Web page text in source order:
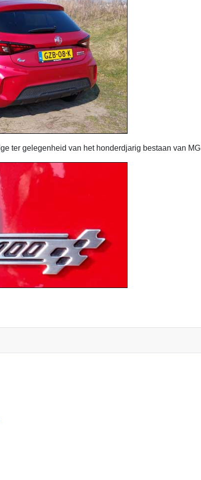
ter gelegenheid van het honderdjarig bestaan van MG